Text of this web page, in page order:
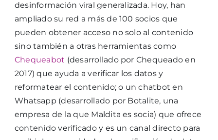
desinformación viral generalizada. Hoy, han
ampliado su red a más de 100 socios que
pueden obtener acceso no solo al contenido
sino también a otras herramientas como
Chequeabot (desarrollado por Chequeado en
2017) que ayuda a verificar los datos y
reformatear el contenido; o un chatbot en
Whatsapp (desarrollado por Botalite, una
empresa de la que Maldita es socia) que ofrece
contenido verificado y es un canal directo para